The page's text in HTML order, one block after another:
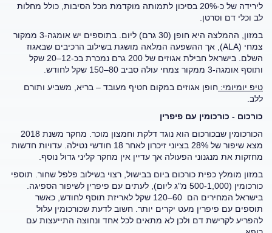
לירידה של כ-20% בסיכון לתמותה מוקדמת מכל הסיבות, כולל מחלות
לב וכלי דם וסרטן.
במזון, ההמלצה היא חופן (30 גרם) ליום. בתוספים יש אומגה-3 ממקור
צמחי (ALA), אך ההשפעה המלאה מושגת בשילוב הרכיבים שבאגוז
השלם. בישראל חבילת אגוזים של 200 גרם נמכרת בכ-12–20 שקל
ותוסף אומגה-3 ממקור צמחי עולה סביב 80–150 שקל לחודש.
טיפ יומיומי: חופן אגוזים במקום חטיף מעובד – בריא, משביע ותורם
ללב.
כורכום - כורכומין עם פיפרין
הכורכומין שבכורכום הוא נוגד דלקת וחמצון מוכר. מחקר משנת 2018
מצא שיפור של 28% בציוני זיכרון לאחר 18 חודשי נטילה. עדויות חדשות
מחזקות את מנגנוני הפעולה אך עדיין אין מחקר קליני גדול נוסף.
במזון מומלץ כפית כורכום ביום בבישול, רצוי בשילוב פלפל שחור. תוספי
כורכומין (500-1,000 מ"ג ליום), לעתים עם פיפרין לשיפור הספיגה.
בישראל המחירים הם 60–120 שקל לאריזת תוסף לחודש, כאשר
תוספים עם פיפרין מעט יקרים יותר. חשוב לדעת שכורכומין עלול
להפריע לקרישת דם ולכן לא מתאים לכל אחד ונחוצה התייעצות עם